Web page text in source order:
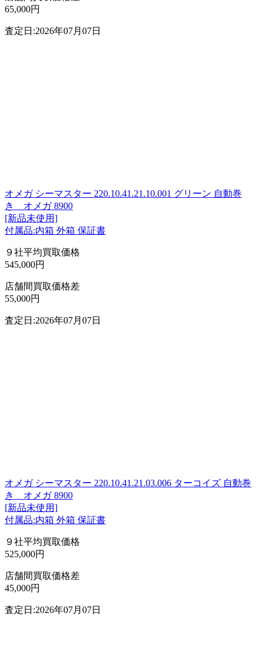
65,000円
査定日:2026年07月07日
オメガ シーマスター 220.10.41.21.10.001 グリーン 自動巻
き オメガ 8900
[新品未使用]
付属品:内箱 外箱 保証書
９社平均買取価格
545,000円
店舗間買取価格差
55,000円
査定日:2026年07月07日
オメガ シーマスター 220.10.41.21.03.006 ターコイズ 自動巻
き オメガ 8900
[新品未使用]
付属品:内箱 外箱 保証書
９社平均買取価格
525,000円
店舗間買取価格差
45,000円
査定日:2026年07月07日